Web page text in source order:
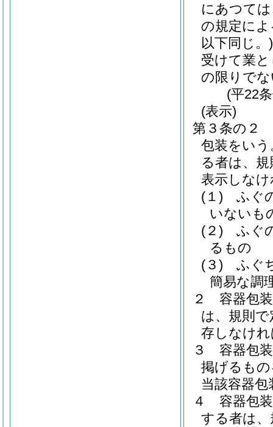
にあつて
の規定に
以下同じ。)
受けて業
の限りで
(平22
(表示)
第３条の２
包装をい
る者は、
表示しな
(１)
ふぐ
いないも
(２)
ふぐ
るもの
(３)
ふぐ
簡易な調
２
容器包
は、規則
存しなけ
３
容器包
掲げるも
当該容器
４
容器包
する者は